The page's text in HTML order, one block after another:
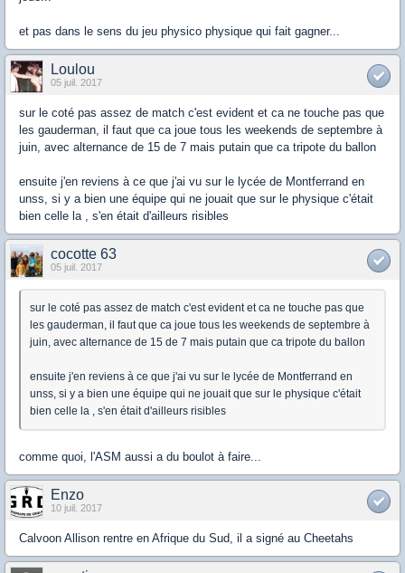
et pas dans le sens du jeu physico physique qui fait gagner...
Loulou
05 juil. 2017
sur le coté pas assez de match c'est evident et ca ne touche pas que
les gauderman, il faut que ca joue tous les weekends de septembre à
juin, avec alternance de 15 de 7 mais putain que ca tripote du ballon
ensuite j'en reviens à ce que j'ai vu sur le lycée de Montferrand en
unss, si y a bien une équipe qui ne jouait que sur le physique c'était
bien celle la , s'en était d'ailleurs risibles
cocotte 63
05 juil. 2017
sur le coté pas assez de match c'est evident et ca ne touche pas que
les gauderman, il faut que ca joue tous les weekends de septembre à
juin, avec alternance de 15 de 7 mais putain que ca tripote du ballon
ensuite j'en reviens à ce que j'ai vu sur le lycée de Montferrand en
unss, si y a bien une équipe qui ne jouait que sur le physique c'était
bien celle la , s'en était d'ailleurs risibles
comme quoi, l'ASM aussi a du boulot à faire...
Enzo
10 juil. 2017
Calvoon Allison rentre en Afrique du Sud, il a signé au Cheetahs